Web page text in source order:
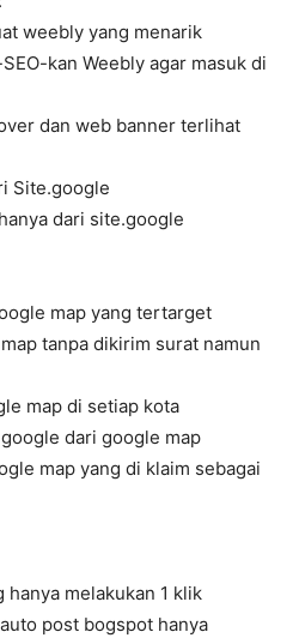
weebly yang menarik
kan Weebly agar masuk di
dan web banner terlihat
Site.google
dari site.google
map yang tertarget
tanpa dikirim surat namun
map di setiap kota
dari google map
map yang di klaim sebagai
melakukan 1 klik
post bogspot hanya